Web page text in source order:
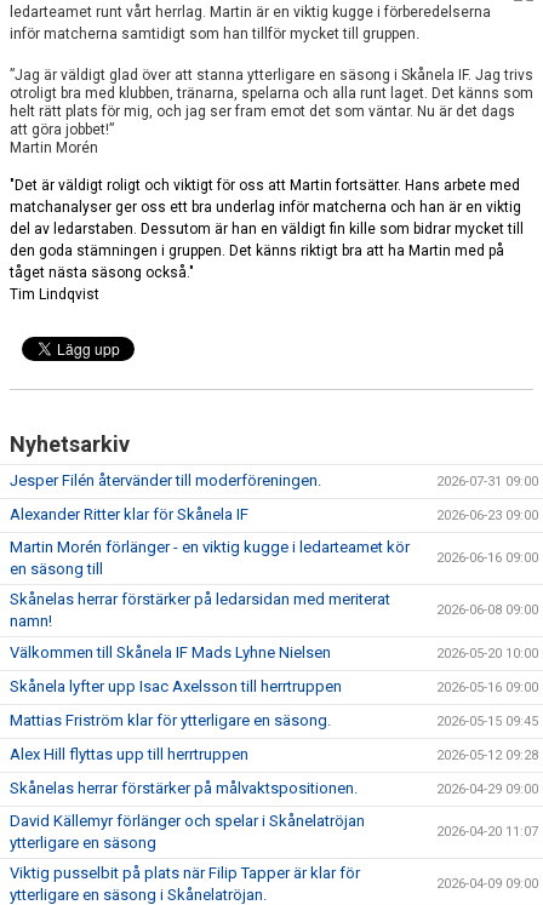
BILDGALLERI
DOKUMENT
KONTAKT
ledarteamet runt vårt herrlag. Martin är en viktig kugge i förberedelserna
inför matcherna samtidigt som han tillför mycket till gruppen.
”Jag är väldigt glad över att stanna ytterligare en säsong i Skånela IF. Jag trivs
otroligt bra med klubben, tränarna, spelarna och alla runt laget. Det känns som
helt rätt plats för mig, och jag ser fram emot det som väntar. Nu är det dags
att göra jobbet!”
Martin Morén
"Det är väldigt roligt och viktigt för oss att Martin fortsätter. Hans arbete med
matchanalyser ger oss ett bra underlag inför matcherna och han är en viktig
del av ledarstaben. Dessutom är han en väldigt fin kille som bidrar mycket till
den goda stämningen i gruppen. Det känns riktigt bra att ha Martin med på
tåget nästa säsong också."
Tim Lindqvist
Nyhetsarkiv
Jesper Filén återvänder till moderföreningen. 2026-07-31 09:00
Alexander Ritter klar för Skånela IF 2026-06-23 09:00
Martin Morén förlänger - en viktig kugge i ledarteamet kör
en säsong till
2026-06-16 09:00
Skånelas herrar förstärker på ledarsidan med meriterat
namn!
2026-06-08 09:00
Välkommen till Skånela IF Mads Lyhne Nielsen 2026-05-20 10:00
Skånela lyfter upp Isac Axelsson till herrtruppen 2026-05-16 09:00
Mattias Friström klar för ytterligare en säsong. 2026-05-15 09:45
Alex Hill flyttas upp till herrtruppen 2026-05-12 09:28
Skånelas herrar förstärker på målvaktspositionen. 2026-04-29 09:00
David Källemyr förlänger och spelar i Skånelatröjan
ytterligare en säsong
2026-04-20 11:07
Viktig pusselbit på plats när Filip Tapper är klar för
ytterligare en säsong i Skånelatröjan.
2026-04-09 09:00